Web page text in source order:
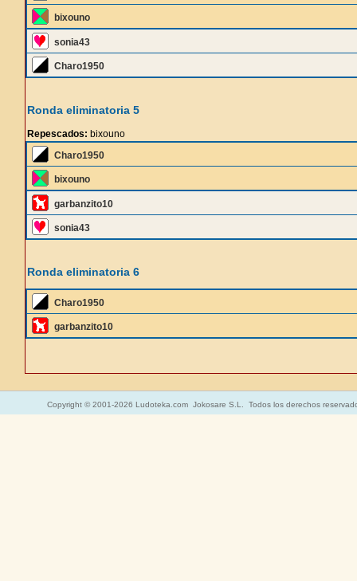
bixouno
sonia43
Charo1950
Ronda eliminatoria 5
Repescados: bixouno
Charo1950
bixouno
garbanzito10
sonia43
Ronda eliminatoria 6
Charo1950
garbanzito10
Copyright © 2001-2026 Ludoteka.com Jokosare S.L. Todos los derechos